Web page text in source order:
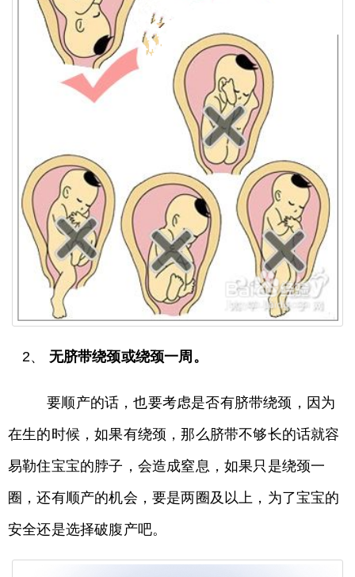
2、 无脐带绕颈或绕颈一周。
要顺产的话，也要考虑是否有脐带绕颈，因为
在生的时候，如果有绕颈，那么脐带不够长的话就容
易勒住宝宝的脖子，会造成窒息，如果只是绕颈一
圈，还有顺产的机会，要是两圈及以上，为了宝宝的
安全还是选择破腹产吧。